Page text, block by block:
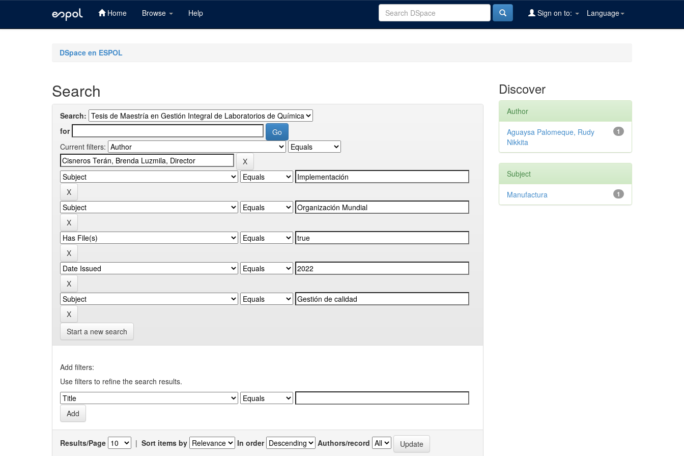
Home Browse Help Language
Sign on to:
DSpace en ESPOL
Search
Search:
for
Current filters:
Start a new search
Add filters:
Use filters to refine the search results.
Results/Page | Sort items by In order Authors/record
Discover
Author
1
Aguaysa Palomeque, Rudy
Nikkita
Subject
1
Manufactura